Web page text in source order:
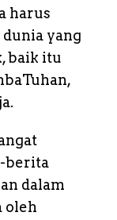
harus
yang
baik itu
berita
dalam
oleh